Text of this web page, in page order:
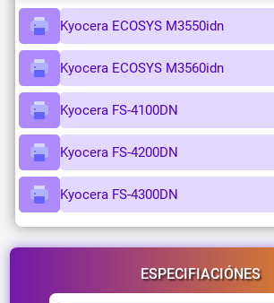
Kyocera ECOSYS M3550idn
Kyocera ECOSYS M3560idn
Kyocera FS-4100DN
Kyocera FS-4200DN
Kyocera FS-4300DN
ESPECIFIACIÓNES